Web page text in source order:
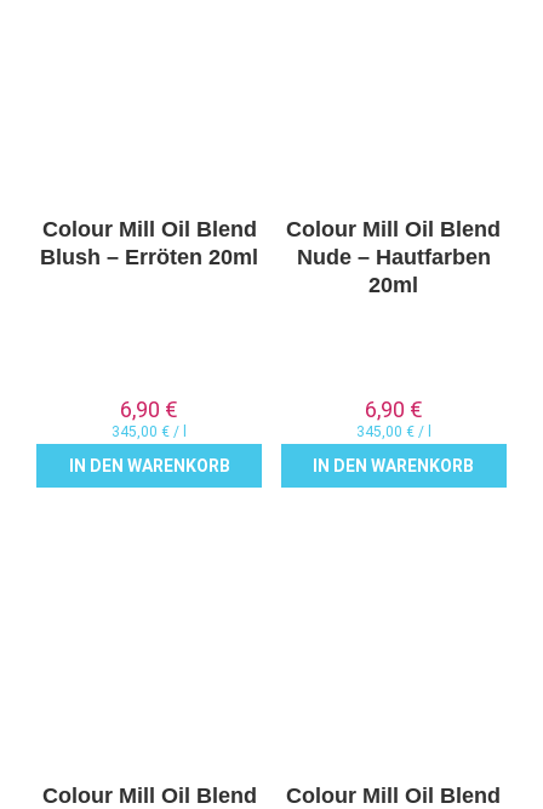
Colour Mill Oil Blend
Blush – Erröten 20ml
6,90 €
345,00€ /
IN DEN WARENKORB
Colour Mill Oil Blend
Nude – Hautfarben
20ml
6,90 €
345,00 €/
IN DEN WARENKORB
Colour Mill Oil Blend
Colour Mill Oil Blend